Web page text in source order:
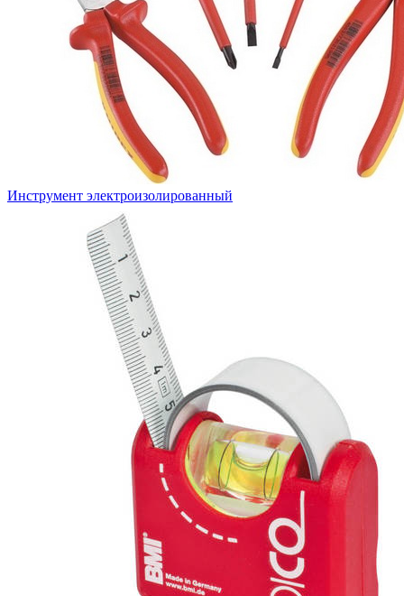
Инструмент электроизолированный